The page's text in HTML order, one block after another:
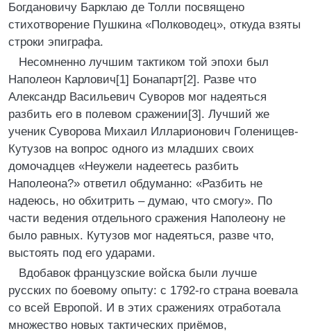
Богдановичу Барклаю де Толли посвящено
стихотворение Пушкина «Полководец», откуда взяты
строки эпиграфа.
Несомненно лучшим тактиком той эпохи был
Наполеон Карлович[1] Бонапарт[2]. Разве что
Александр Васильевич Суворов мог надеяться
разбить его в полевом сражении[3]. Лучший же
ученик Суворова Михаил Илларионович Голенищев-
Кутузов на вопрос одного из младших своих
домочадцев «Неужели надеетесь разбить
Наполеона?» ответил обдуманно: «Разбить не
надеюсь, но обхитрить – думаю, что смогу». По
части ведения отдельного сражения Наполеону не
было равных. Кутузов мог надеяться, разве что,
выстоять под его ударами.
Вдобавок французские войска были лучше
русских по боевому опыту: с 1792-го страна воевала
со всей Европой. И в этих сражениях отработала
множество новых тактических приёмов,